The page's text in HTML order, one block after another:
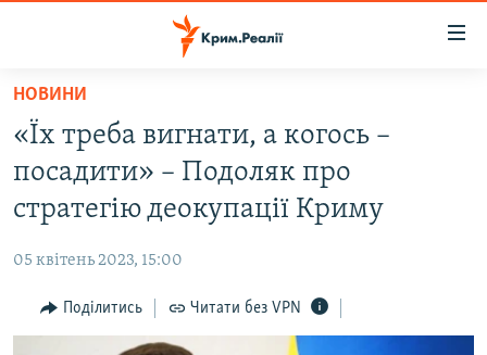
Перейти
основного
матеріалу
до
основної
Перейти
до
НОВИНИ
ВОДА.КРИМ
ВІДЕО ТА ФОТО
БЛОГИ
ПОГЛЯД
НОВИНИ
«Їх треба вигнати, а когось –
посадити» – Подоляк про
стратегію деокупації Криму
05 квітень 2023, 15:00
Поділитись Читати без VPN